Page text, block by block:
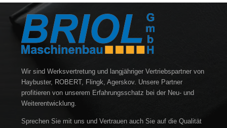
Wir sind Werksvertretung und langjähriger Vertriebspartner von
Haybuster, ROBERT, Flingk, Agerskov. Unsere Partner
profitieren von unserem Erfahrungsschatz bei der Neu- und
Weiterentwicklung.
Sprechen Sie mit uns und Vertrauen auch Sie auf die Qualität